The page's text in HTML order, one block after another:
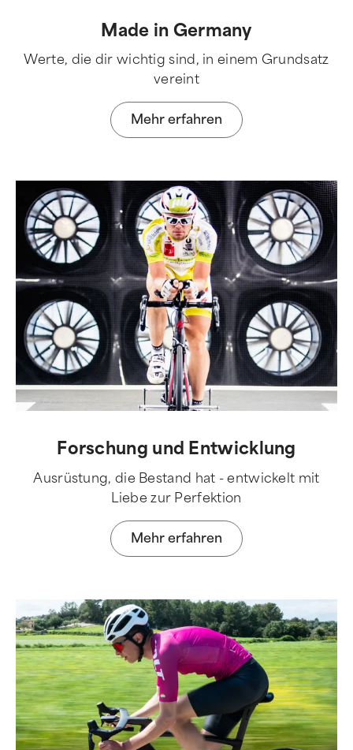
Made in Germany
Werte, die dir wichtig sind, in einem Grundsatz
vereint
Mehr erfahren
Forschung und Entwicklung
Ausrüstung, die Bestand hat - entwickelt mit
Liebe zur Perfektion
Mehr erfahren